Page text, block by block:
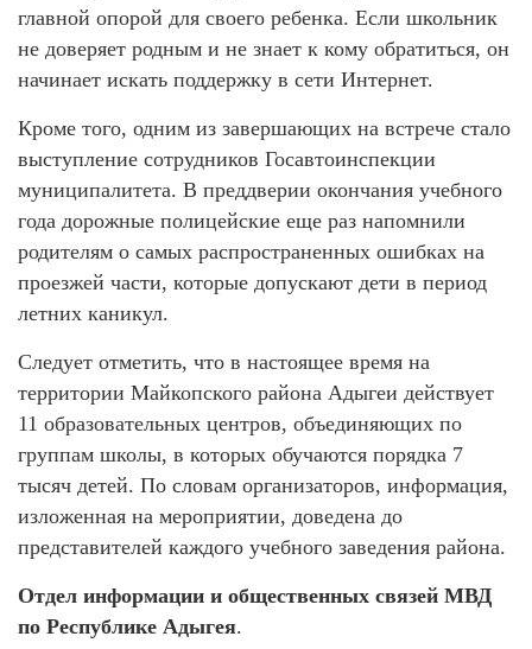
главной опорой для своего ребенка. Если школьник
не доверяет родным и не знает к кому обратиться, он
начинает искать поддержку в сети Интернет.
Кроме того, одним из завершающих на встрече стало
выступление сотрудников Госавтоинспекции
муниципалитета. В преддверии окончания учебного
года дорожные полицейские еще раз напомнили
родителям о самых распространенных ошибках на
проезжей части, которые допускают дети в период
летних каникул.
Следует отметить, что в настоящее время на
территории Майкопского района Адыгеи действует
11 образовательных центров, объединяющих по
группам школы, в которых обучаются порядка 7
тысяч детей. По словам организаторов, информация,
изложенная на мероприятии, доведена до
представителей каждого учебного заведения района.
Отдел информации и общественных связей МВД
по Республике Адыгея.